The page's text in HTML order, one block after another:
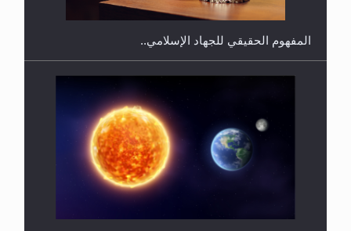
المفهوم الحقيقي للجهاد الإسلامي..